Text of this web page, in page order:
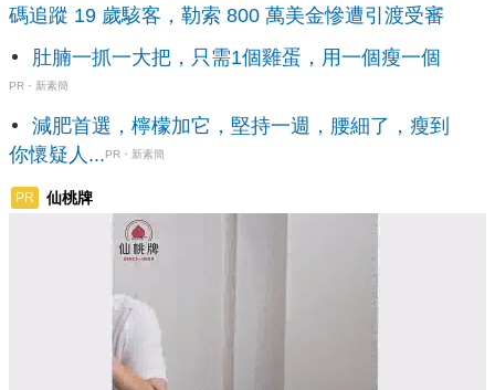
碼追蹤 19 歲駭客，勒索 800 萬美金慘遭引渡受審
肚腩一抓一大把，只需1個雞蛋，用一個瘦一個
PR・新素簡
減肥首選，檸檬加它，堅持一週，腰細了，瘦到
你懷疑人...PR・新素簡
PR 仙桃牌